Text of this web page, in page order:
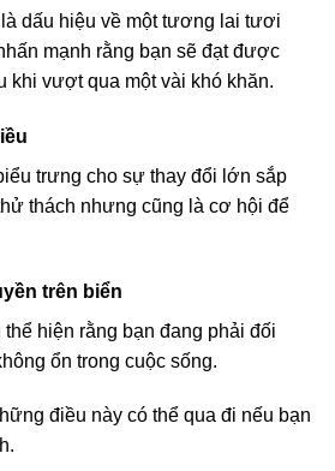
dấu hiệu về một tương lai tươi
mạnh rằng bạn sẽ đạt được
khi vượt qua một vài khó khăn.
trưng cho sự thay đổi lớn sắp
thách nhưng cũng là cơ hội để
trên biển
hiện rằng bạn đang phải đối
ổn trong cuộc sống.
điều này có thể qua đi nếu bạn